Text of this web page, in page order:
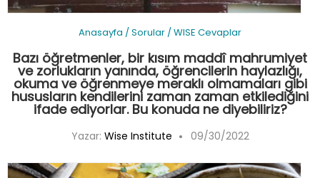
Anasayfa /Sorular /WISE Cevaplar
Bazı öğretmenler, bir kısım maddî mahrumiyet
ve zorlukların yanında, öğrencilerin haylazlığı,
okuma ve öğrenmeye meraklı olmamaları gibi
hususların kendilerini zaman zaman etkilediğini
ifade ediyorlar. Bu konuda ne diyebiliriz?
Yazar: Wise Institute 09/30/2022